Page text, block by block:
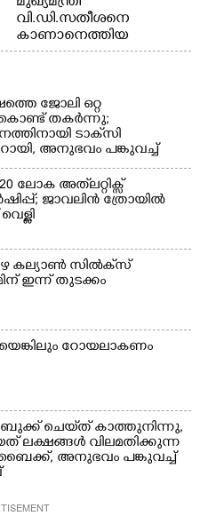
വി.ഡി.സതീശനെ
കാണാനെത്തിയ
മോഹനൻ നായർ
ജോലി ഒറ്റ
തകർന്നു;
ടാക്‌സി
അനുഭവം പങ്കുവച്ച്
ലോക അത്‌ലറ്റിക്സ്
ജാവലിൻ ത്രോയിൽ
കല്യാൺ സിൽക്‌സ്
ഇന്ന് തുടക്കം
റോയലാകണം
ചെയ്‌ത് കാത്തുനിന്നു,​
ലക്ഷങ്ങൾ വിലമതിക്കുന്ന
അനുഭവം പങ്കുവച്ച്